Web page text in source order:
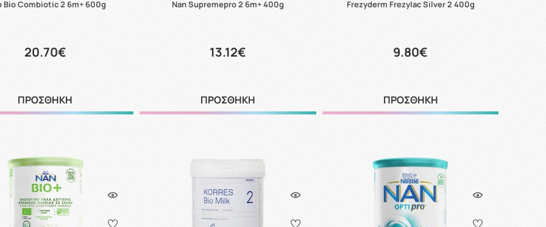
Bio Combiotic 2 6m+ 600g
20.70€
ΠΡΟΣΘΗΚΗ
Nan Supremepro 2 6m+ 400g
13.12€
ΠΡΟΣΘΗΚΗ
Frezyderm Frezylac Silver 2 400g
9.80€
ΠΡΟΣΘΗΚΗ